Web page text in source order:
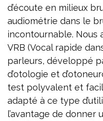
d’écoute en milieux
audiométrie dans le
incontournable.
VRB (Vocal rapide
parleurs, développé
d’otologie et
test polyvalent et
adapté à ce type
l’avantage de donner